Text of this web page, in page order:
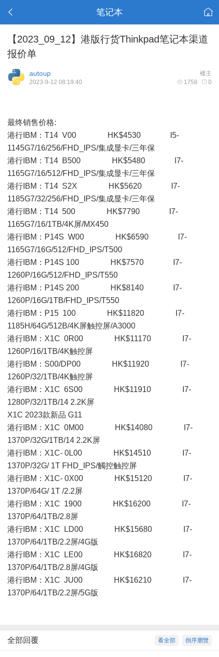
笔记本
【2023_09_12】港版行货Thinkpad笔记本渠道
报价单
楼主
autoup
1758 0
2023-9-12 08:19:40
最终销售价格:
港行IBM：T14 V00 HK$4530 I5-
1145G7/16/256/FHD_IPS/集成显卡/三年保
港行IBM：T14 B500 HK$5480 I7-
1165G7/16/512/FHD_IPS/集成显卡/三年保
港行IBM：T14 S2X HK$5620 I7-
1185G7/32/256/FHD_IPS/集成显卡/三年保
港行IBM：T14 500 HK$7790 I7-
1165G7/16/1TB/4K屏/MX450
港行IBM：P14S W00 HK$6590 I7-
1165G7/16G/512/FHD_IPS/T500
港行IBM：P14S 100 HK$7570 I7-
1260P/16G/512/FHD_IPS/T550
港行IBM：P14S 200 HK$8140 I7-
1260P/16G/1TB/FHD_IPS/T550
港行IBM：P15 100 HK$11820 I7-
1185H/64G/512B/4K屏触控屏/A3000
港行IBM：X1C 0R00 HK$11170 I7-
1260P/16/1TB/4K触控屏
港行IBM：S00/DP00 HK$11920 I7-
1260P/32/1TB/4K触控屏
港行IBM：X1C 6S00 HK$11910 I7-
1280P/32/1TB/14 2.2K屏
X1C 2023款新品 G11
港行IBM：X1C 0M00 HK$14080 I7-
1370P/32G/1TB/14 2.2K屏
港行IBM：X1C- 0L00 HK$14510 I7-
1370P/32G/ 1T FHD_IPS/觸控触控屏
港行IBM：X1C- 0X00 HK$15120 I7-
1370P/64G/ 1T /2.2屏
港行IBM：X1C 1900 HK$16200 I7-
1370P/64/1TB/2.8屏
港行IBM：X1C LD00 HK$15680 I7-
1370P/64/1TB/2.2屏/4G版
港行IBM：X1C LE00 HK$16820 I7-
1370P/64/1TB/2.8屏/4G版
港行IBM：X1C JU00 HK$16210 I7-
1370P/64/1TB/2.2屏/5G版
倒序瀏覽
看全部
全部回覆